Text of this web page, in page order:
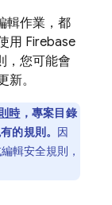
輯作業，都
用 Firebase
，您可能會
。
時 ，專案目錄
的規則。 因
輯安全規則，